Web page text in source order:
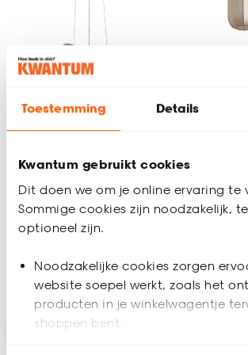
Toestemming Details
Kwantum gebruikt cookies
Dit doen we om je online ervaring te
Sommige cookies zijn noodzakelijk,
optioneel zijn.
Noodzakelijke cookies zorgen
website soepel werkt, zoals het
producten in je winkelwagentje
shoppen bent.
Alleen Online
(0)
87.50
Binnen 2-3 werkdagen bezorgd Binnen 2-3